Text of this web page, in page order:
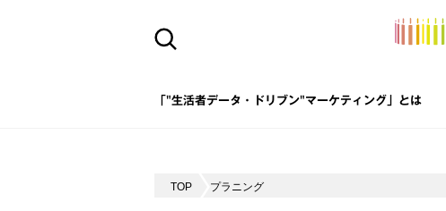
「"生活者データ・ドリブン"マーケティング」とは
TOP プラニング